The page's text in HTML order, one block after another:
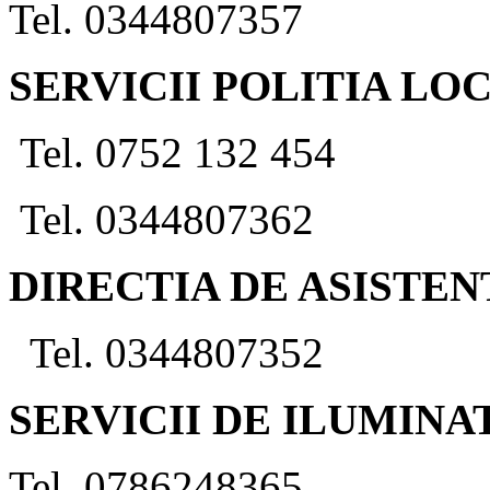
Tel. 0344807357
SERVICII POLITIA
Tel. 0752 132 454
Tel. 0344807362
DIRECTIA DE
Tel. 0344807352
SERVICII DE